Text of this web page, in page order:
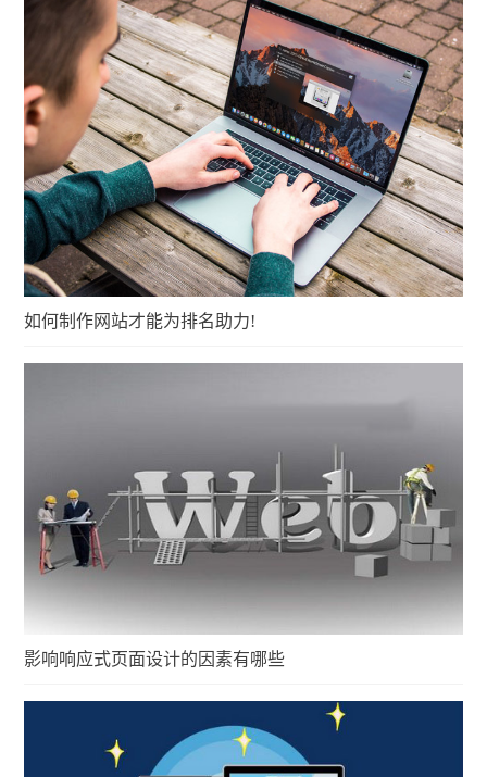
如何制作网站才能为排名助力!
影响响应式页面设计的因素有哪些